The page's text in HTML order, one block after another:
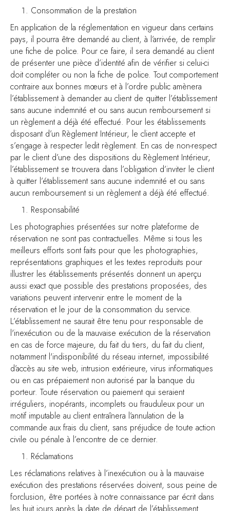
Consommation de la prestation
En application de la réglementation en vigueur dans certains
pays, il pourra être demandé au client, à l’arrivée, de remplir
une fiche de police. Pour ce faire, il sera demandé au client
de présenter une pièce d’identité afin de vérifier si celui-ci
doit compléter ou non la fiche de police. Tout comportement
contraire aux bonnes mœurs et à l’ordre public amènera
l’établissement à demander au client de quitter l’établissement
sans aucune indemnité et ou sans aucun remboursement si
un règlement a déjà été effectué. Pour les établissements
disposant d’un Règlement Intérieur, le client accepte et
s’engage à respecter ledit règlement. En cas de non-respect
par le client d’une des dispositions du Règlement Intérieur,
l’établissement se trouvera dans l’obligation d’inviter le client
à quitter l’établissement sans aucune indemnité et ou sans
aucun remboursement si un règlement a déjà été effectué.
Responsabilité
Les photographies présentées sur notre plateforme de
réservation ne sont pas contractuelles. Même si tous les
meilleurs efforts sont faits pour que les photographies,
représentations graphiques et les textes reproduits pour
illustrer les établissements présentés donnent un aperçu
aussi exact que possible des prestations proposées, des
variations peuvent intervenir entre le moment de la
réservation et le jour de la consommation du service.
L’établissement ne saurait être tenu pour responsable de
l'inexécution ou de la mauvaise exécution de la réservation
en cas de force majeure, du fait du tiers, du fait du client,
notamment l'indisponibilité du réseau internet, impossibilité
d’accès au site web, intrusion extérieure, virus informatiques
ou en cas prépaiement non autorisé par la banque du
porteur. Toute réservation ou paiement qui seraient
irréguliers, inopérants, incomplets ou frauduleux pour un
motif imputable au client entraînera l’annulation de la
commande aux frais du client, sans préjudice de toute action
civile ou pénale à l’encontre de ce dernier.
Réclamations
Les réclamations relatives à l’inexécution ou à la mauvaise
exécution des prestations réservées doivent, sous peine de
forclusion, être portées à notre connaissance par écrit dans